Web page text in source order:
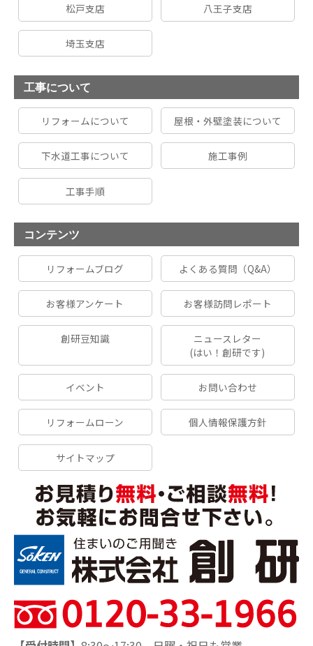
松戸支店 八王子支店
埼玉支店
工事について
リフォームについて 屋根・外壁塗装について
下水道工事について 施工事例
工事手順
コンテンツ
リフォームブログ よくある質問（Q&A）
お客様アンケート お客様訪問レポート
創研豆知識
ニュースレター
(はい！創研です)
イベント お問い合わせ
リフォームローン 個人情報保護方針
サイトマップ